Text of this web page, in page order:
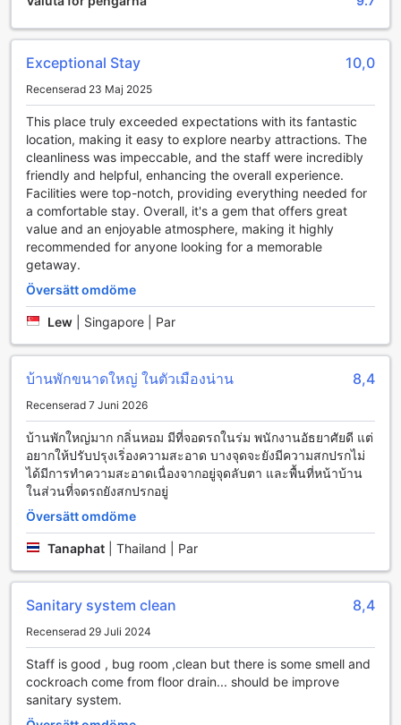
och skapa nya vänskapsband. Med bekväma sittplatser
och en inbjudande miljö är det här en idealisk plats för att
I TV-området kan gästerna njuta av ett brett utbud av
program och filmer, vilket gör det till en perfekt plats för
både avkoppling och underhållning. Oavsett om du vill se
på en spännande film eller bara luta dig tillbaka och njuta
av en sportmatch, erbjuder denna gemensamma yta något
för alla. NanIngOun Hotel ser till att du har tillgång till en
trivsam och social atmosfär, där underhållning och
gemenskap går hand i hand.
Bekvämlighetsfaciliteter på NanIngOun Hotel
NanIngOun Hotel i Nan, Thailand, erbjuder sina gäster en
bekväm och njutbar. En av de mest framstående
faciliteterna är det kostnadsfria Wi-Fi-nätverket som finns
tillgängligt i alla rum. Oavsett om du är här för att arbeta,
hålla kontakten med nära och kära eller utforska lokala
attraktioner online, kan du enkelt göra det från ditt eget
rum utan extra kostnad. Detta gör hotellet till ett utmärkt
val för både affärsresenärer och turister som vill ha tillgång
till internet dygnet runt.
Dessutom skapar den snabba och pålitliga
internetuppkopplingen en idealisk miljö för att planera dina
aktiviteter i Nan. Med möjligheten att streama filmer, delta i
videokonferenser eller bara surfa på nätet, kan du känna
dig som hemma även när du är långt borta. NanIngOun
Hotel ser verkligen till att alla gäster har de bekvämligheter
som behövs för en stressfri och produktiv vistelse.
Transportmöjligheter på NanIngOun Hotel
NanIngOun Hotel erbjuder sina gäster bekväma och
praktiska transportmöjligheter för att säkerställa en smidig
bilparkering som är belägen på plats, vilket ger gästerna
enkel tillgång till sina fordon under hela sin vistelse. Oavsett
om du anländer med egen bil eller planerar att hyra en, kan
Exceptional Stay 10,0
Recenserad 23 Maj 2025
This place truly exceeded expectations with its fantastic
location, making it easy to explore nearby attractions. The
cleanliness was impeccable, and the staff were incredibly
friendly and helpful, enhancing the overall experience.
Facilities were top-notch, providing everything needed for
a comfortable stay. Overall, it's a gem that offers great
value and an enjoyable atmosphere, making it highly
recommended for anyone looking for a memorable
getaway.
Översätt omdöme
Lew Singapore | Par
บ้านพักขนาดใหญ่ ในตัวเมืองน่าน 8,4
Recenserad 7 Juni 2026
บ้านพักใหญ่มาก กลิ่นหอม มีที่จอดรถในร่ม พนักงานอัธยาศัยดี แต่
อยากให้ปรับปรุงเริ่องความสะอาด บางจุดจะยังมีความสกปรกไม่
ได้มีการทำความสะอาดเนื่องจากอยู่จุดลับตา และพื้นที่หน้าบ้าน
ในส่วนที่จดรถยังสกปรกอยู่
Översätt omdöme
Tanaphat Thailand | Par
Sanitary system clean 8,4
Recenserad 29 Juli 2024
Staff is good , bug room ,clean but there is some smell and
cockroach come from floor drain... should be improve
sanitary system.